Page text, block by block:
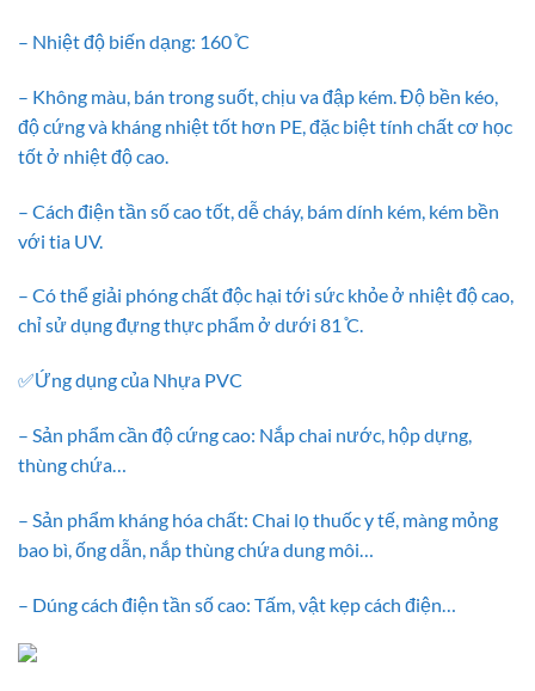
– Nhiệt độ biến dạng: 160 ̊C
– Không màu, bán trong suốt, chịu va đập kém. Độ bền kéo,
độ cứng và kháng nhiệt tốt hơn PE, đặc biệt tính chất cơ học
tốt ở nhiệt độ cao.
– Cách điện tần số cao tốt, dễ cháy, bám dính kém, kém bền
với tia UV.
– Có thể giải phóng chất độc hại tới sức khỏe ở nhiệt độ cao,
chỉ sử dụng đựng thực phẩm ở dưới 81 ̊C.
✅Ứng dụng của Nhựa PVC
– Sản phẩm cần độ cứng cao: Nắp chai nước, hộp dựng,
thùng chứa…
– Sản phẩm kháng hóa chất: Chai lọ thuốc y tế, màng mỏng
bao bì, ống dẫn, nắp thùng chứa dung môi…
– Dúng cách điện tần số cao: Tấm, vật kẹp cách điện…